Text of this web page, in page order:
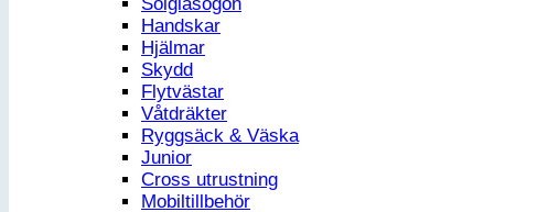
Handskar
Hjälmar
Skydd
Flytvästar
Våtdräkter
Ryggsäck & Väska
Junior
Cross utrustning
Mobiltillbehör